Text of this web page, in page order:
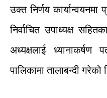
उक्त निर्णयकार्यान्वयनमा
निर्वाचित उपाध्यक्ष
अध्यक्षलाई
ध्यानाकर्षण
पालिकामा तालाबन्दी गरेको